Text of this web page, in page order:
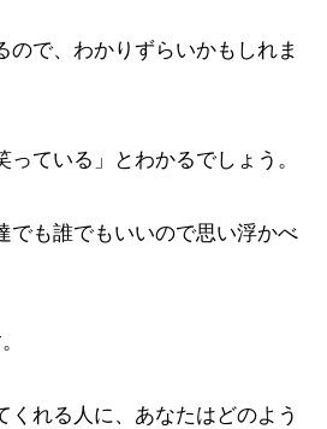
ので、わかりずらいかもしれま
ている」とわかるでしょう。
でも誰でもいいので思い浮かべ
くれる人に、あなたはどのよう